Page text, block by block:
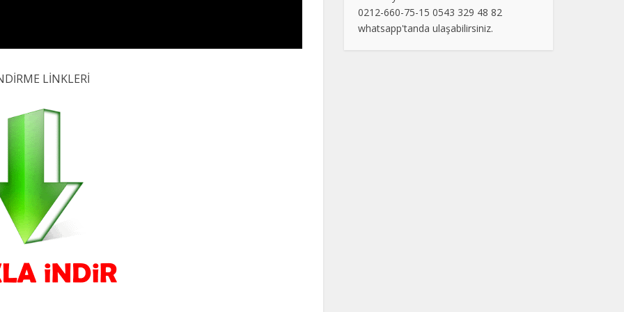
LİNKLERİ
0212-660-75-15 0543 329 48 82
whatsapp'tanda ulaşabilirsiniz.